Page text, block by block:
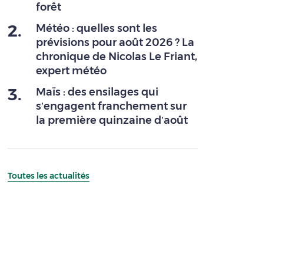
forêt
2.
Météo : quelles sont les
prévisions pour août 2026 ? La
chronique de Nicolas Le Friant,
expert météo
3.
Maïs : des ensilages qui
s’engagent franchement sur
la première quinzaine d’août
Toutes les actualités